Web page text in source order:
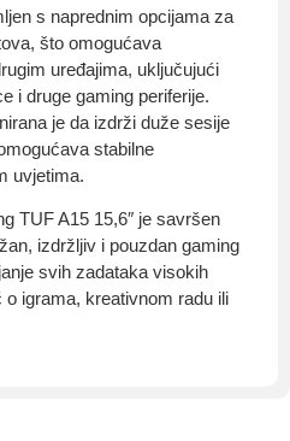
s naprednim opcijama za
što omogućava
uređajima, uključujući
i druge gaming periferije.
je da izdrži duže sesije
stabilne
uvjetima.
TUF A15 15,6″ je savršen
izdržljiv i pouzdan gaming
svih zadataka visokih
o igrama, kreativnom radu ili